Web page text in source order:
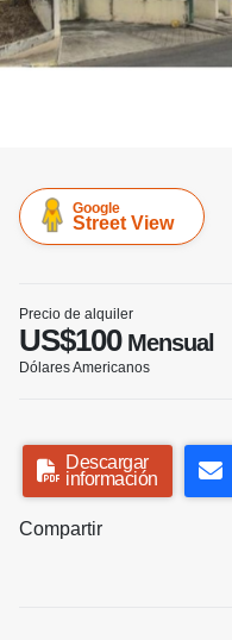
Google
Street View
Precio de alquiler
US$100Mensual
Dólares Americanos
Descargar
información
Compartir